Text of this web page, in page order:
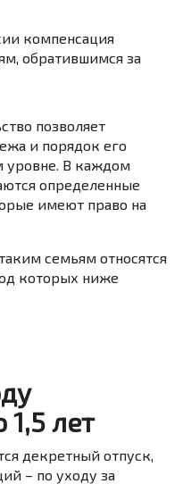
компенсация
обратившимся за
позволяет
и порядок его
уровне. В каждом
определенные
имеют право на
семьям относятся
которых ниже
1,5 лет
декретный отпуск,
– по уходу за